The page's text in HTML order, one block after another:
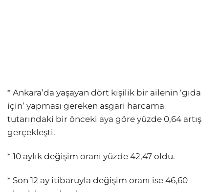
* Ankara’da yaşayan dört kişilik bir ailenin ‘gıda
için’ yapması gereken asgari harcama
tutarındaki bir önceki aya göre yüzde 0,64 artış
gerçekleşti.
* 10 aylık değişim oranı yüzde 42,47 oldu.
* Son 12 ay itibaruyla değişim oranı ise 46,60